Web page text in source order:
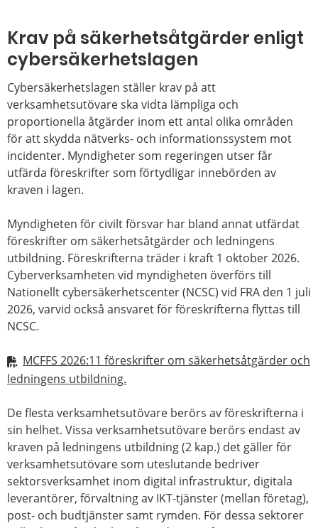
Krav på säkerhetsåtgärder enligt
cybersäkerhetslagen
Cybersäkerhetslagen ställer krav på att
verksamhetsutövare ska vidta lämpliga och
proportionella åtgärder inom ett antal olika områden
för att skydda nätverks- och informationssystem mot
incidenter. Myndigheter som regeringen utser får
utfärda föreskrifter som förtydligar innebörden av
kraven i lagen.
Myndigheten för civilt försvar har bland annat utfärdat
föreskrifter om säkerhetsåtgärder och ledningens
utbildning. Föreskrifterna träder i kraft 1 oktober 2026.
Cyberverksamheten vid myndigheten överförs till
Nationellt cybersäkerhetscenter (NCSC) vid FRA den 1 juli
2026, varvid också ansvaret för föreskrifterna flyttas till
NCSC.
MCFFS 2026:11 föreskrifter om säkerhetsåtgärder och
ledningens utbildning.
De flesta verksamhetsutövare berörs av föreskrifterna i
sin helhet. Vissa verksamhetsutövare berörs endast av
kraven på ledningens utbildning (2 kap.) det gäller för
verksamhetsutövare som uteslutande bedriver
sektorsverksamhet inom digital infrastruktur, digitala
leverantörer, förvaltning av IKT-tjänster (mellan företag),
post- och budtjänster samt rymden. För dessa sektorer